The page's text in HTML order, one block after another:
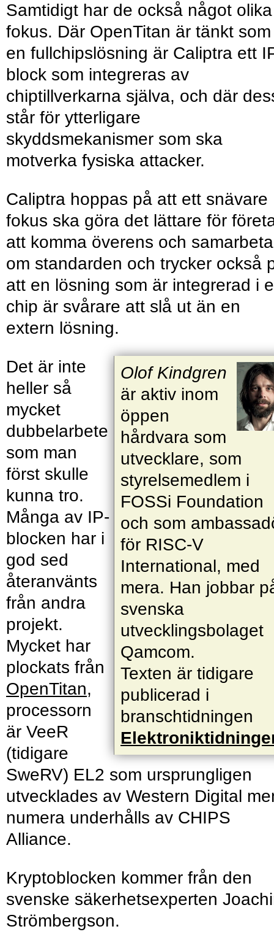
Samtidigt har de också något olika
fokus. Där OpenTitan är tänkt som
en fullchipslösning är Caliptra ett
block som integreras av
chiptillverkarna själva, och där
står för ytterligare
skyddsmekanismer som ska
motverka fysiska attacker.
Caliptra hoppas på att ett snävare
fokus ska göra det lättare för
att komma överens och samarbeta
om standarden och trycker också
att en lösning som är integrerad i
chip är svårare att slå ut än en
extern lösning.
Olof Kindgren
är aktiv inom
öppen
hårdvara som
utvecklare, som
styrelsemedlem i
FOSSi Foundation
och som
för RISC-V
International, med
mera. Han jobbar
svenska
utvecklingsbolaget
Qamcom.
Texten är tidigare
publicerad i
branschtidningen
Det är inte
heller så
mycket
dubbelarbete
som man
först skulle
kunna tro.
Många av IP-
blocken har i
god sed
återanvänts
från andra
projekt.
Mycket har
plockats från
OpenTitan,
processorn
är VeeR
(tidigare
SweRV) EL2 som ursprungligen
utvecklades av Western Digital
numera underhålls av CHIPS
Alliance.
Kryptoblocken kommer från den
svenske säkerhetsexperten
Strömbergson.